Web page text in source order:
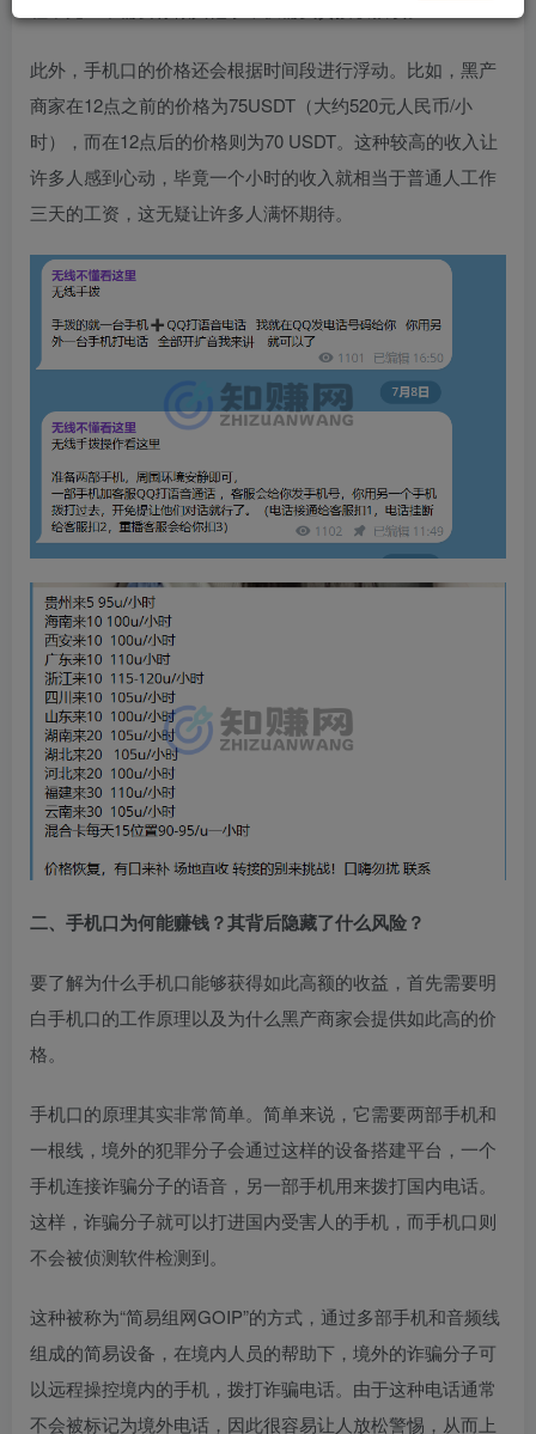
此外，手机口的价格还会根据时间段进行浮动。比如，黑产
商家在12点之前的价格为75USDT（大约520元人民币/小
时），而在12点后的价格则为70 USDT。这种较高的收入让
许多人感到心动，毕竟一个小时的收入就相当于普通人工作
三天的工资，这无疑让许多人满怀期待。
二、手机口为何能赚钱？其背后隐藏了什么风险？
要了解为什么手机口能够获得如此高额的收益，首先需要明
白手机口的工作原理以及为什么黑产商家会提供如此高的价
格。
手机口的原理其实非常简单。简单来说，它需要两部手机和
一根线，境外的犯罪分子会通过这样的设备搭建平台，一个
手机连接诈骗分子的语音，另一部手机用来拨打国内电话。
这样，诈骗分子就可以打进国内受害人的手机，而手机口则
不会被侦测软件检测到。
这种被称为“简易组网GOIP”的方式，通过多部手机和音频线
组成的简易设备，在境内人员的帮助下，境外的诈骗分子可
以远程操控境内的手机，拨打诈骗电话。由于这种电话通常
不会被标记为境外电话，因此很容易让人放松警惕，从而上